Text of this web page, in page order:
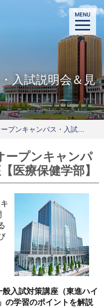
入試説明会＆見
プンキャンパス・入試説明会＆見学会
ープンキャンパ
医療保健学部】
入試対策講座（東進ハイ
の学習のポイントを解説